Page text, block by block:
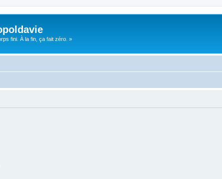
fini. À la fin, ça fait zéro. »